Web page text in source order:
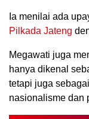
Ia menilai ada
Pilkada Jateng
Megawati juga
hanya dikenal
tetapi juga
nasionalisme dan